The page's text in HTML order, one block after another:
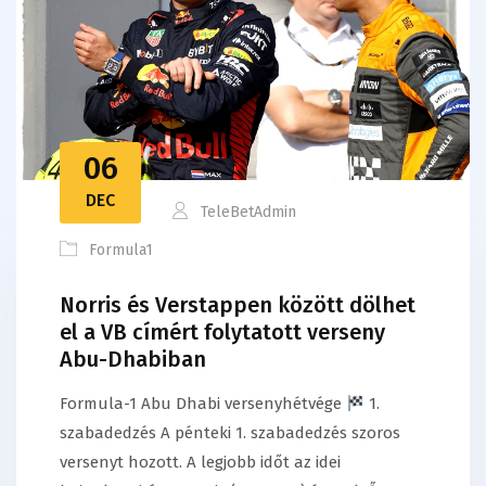
06
DEC
TeleBetAdmin
Formula1
Norris és Verstappen között dölhet
el a VB címért folytatott verseny
Abu-Dhabiban
Formula-1 Abu Dhabi versenyhétvége
1.
szabadedzés A pénteki 1. szabadedzés szoros
versenyt hozott. A legjobb időt az idei